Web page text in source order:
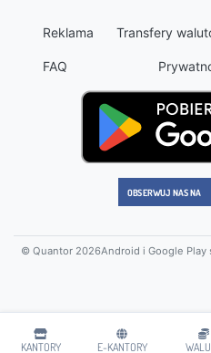
KANTORY E-KANTORY
Reklama Transfery
FAQ
© Quantor 2026Android i Google Play